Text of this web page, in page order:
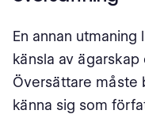
En annan
känsla av
Översättare måste
känna sig som